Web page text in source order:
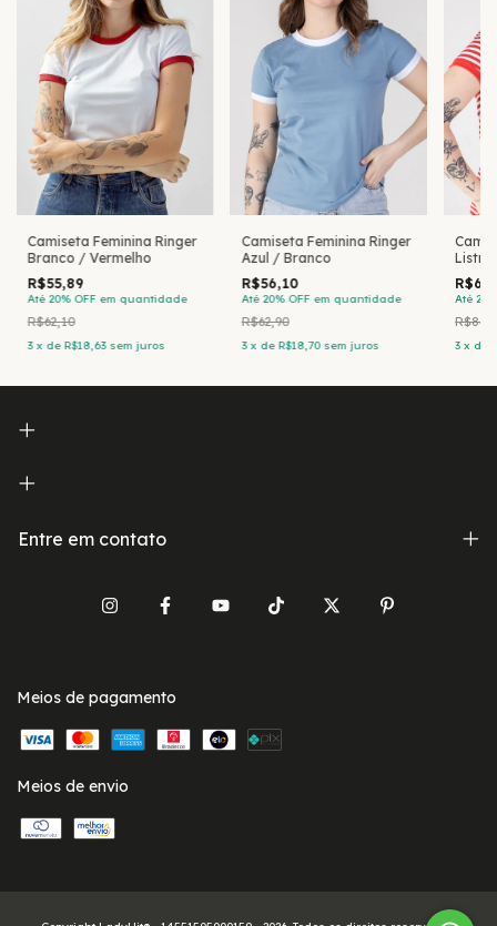
Camiseta Feminina Ringer
Branco / Vermelho
R$55,89
Até 20% OFF em quantidade
R$62,10
3 x de R$18,63 sem juros
Camiseta Feminina Ringer
Azul / Branco
R$56,10
Até 20% OFF em quantidade
R$62,90
3 x de R$18,70 sem juros
Até
3 x de
Entre em contato
Meios de pagamento
Meios de envio